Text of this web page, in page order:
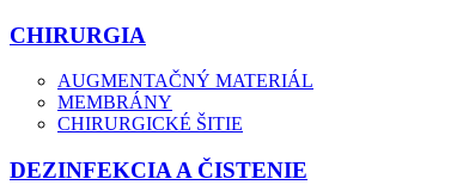
CHIRURGIA
AUGMENTAČNÝ MATERIÁL
MEMBRÁNY
CHIRURGICKÉ ŠITIE
DEZINFEKCIA A ČISTENIE